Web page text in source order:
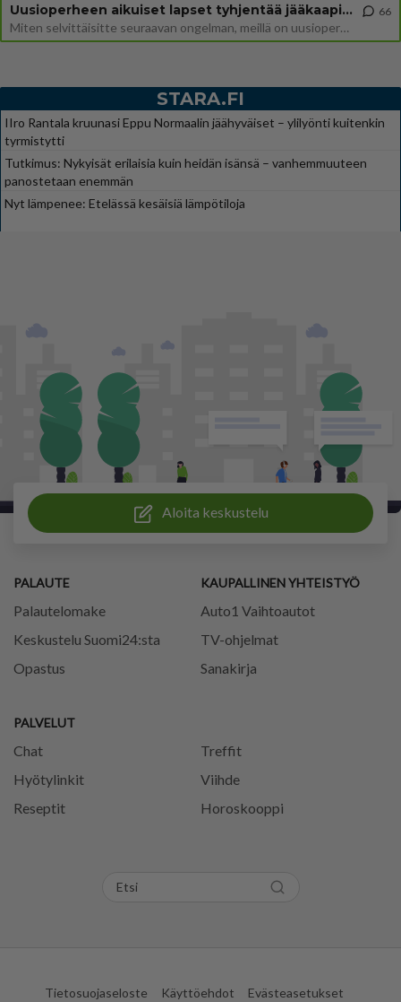
Uusioperheen aikuiset lapset tyhjentää jääkaapin käydessään
Miten selvittäisitte seuraavan ongelman, meillä on uusioperhe, minulla teini-ikäiset lapset ja puolisolla aikuiset, jotk
66
STARA.FI
IIro Rantala kruunasi Eppu Normaalin jäähyväiset – ylilyönti kuitenkin
tyrmistytti
Tutkimus: Nykyisät erilaisia kuin heidän isänsä – vanhemmuuteen
panostetaan enemmän
Nyt lämpenee: Etelässä kesäisiä lämpötiloja
Aloita keskustelu
PALAUTE
Palautelomake
Keskustelu Suomi24:sta
Opastus
PALVELUT
Chat
Treffit
Hyötylinkit
Viihde
Reseptit
Horoskooppi
KAUPALLINEN YHTEISTYÖ
Auto1 Vaihtoautot
TV-ohjelmat
Sanakirja
Tietosuojaseloste Käyttöehdot Evästeasetukset